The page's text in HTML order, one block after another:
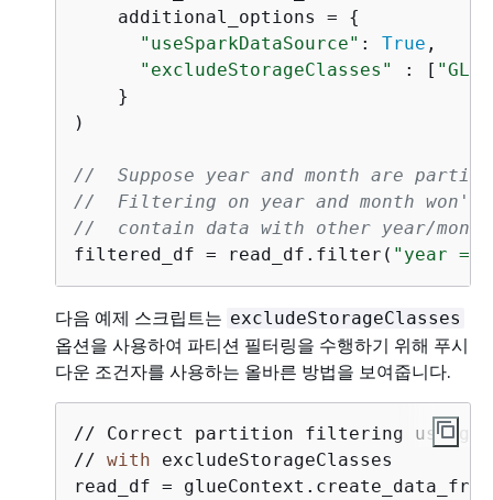
    additional_options =
{
"useSparkDataSource" : True ,
"excludeStorageClasses"
: [
    }
)
//  Suppose year and month are
//  Filtering on year and month
//  contain data with other year/
filtered_df = read_df.filter( "year ==
다음 예제 스크립트는 excludeStorageClasses
옵션을 사용하여 파티션 필터링을 수행하기 위해 푸시
다운 조건자를 사용하는 올바른 방법을 보여줍니다.
// Correct partition filtering using the
// with excludeStorageClasses
read_df =